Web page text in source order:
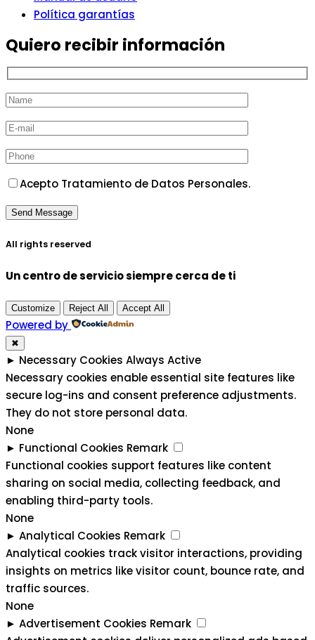
Política garantías
Quiero recibir información
Acepto Tratamiento de Datos Personales.
All rights reserved
Un centro de servicio siempre cerca de ti
Customize Reject All Accept All
Powered by
✖
► Necessary Cookies Always Active
Necessary cookies enable essential site features like
secure log-ins and consent preference adjustments.
They do not store personal data.
None
► Functional Cookies Remark
Functional cookies support features like content
sharing on social media, collecting feedback, and
enabling third-party tools.
None
► Analytical Cookies Remark
Analytical cookies track visitor interactions, providing
insights on metrics like visitor count, bounce rate, and
traffic sources.
None
► Advertisement Cookies Remark